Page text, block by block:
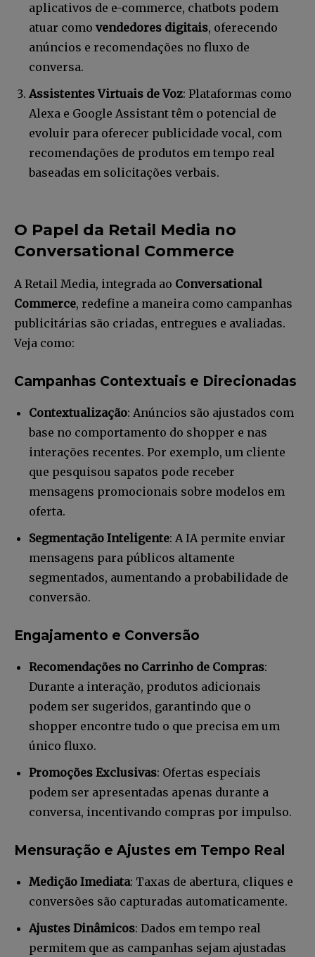
Faça parte da Comunidade
Retail Media News assinando
nossa newsletter.
Seja um assinante e desfrute de leitura ilimitada de artigos e
tenha acesso a conteúdos exclusivos.
INSCREVA-SE
Li e aceito a
aplicativos de e-commerce, chatbots podem
atuar como vendedores digitais, oferecendo
anúncios e recomendações no fluxo de
conversa.
Assistentes Virtuais de Voz: Plataformas como
Alexa e Google Assistant têm o potencial de
evoluir para oferecer publicidade vocal, com
recomendações de produtos em tempo real
baseadas em solicitações verbais.
O Papel da Retail Media no
Conversational Commerce
A Retail Media, integrada ao Conversational
Commerce, redefine a maneira como campanhas
publicitárias são criadas, entregues e avaliadas.
Veja como:
Campanhas Contextuais e Direcionadas
Contextualização: Anúncios são ajustados com
base no comportamento do shopper e nas
interações recentes. Por exemplo, um cliente
que pesquisou sapatos pode receber
mensagens promocionais sobre modelos em
oferta.
Segmentação Inteligente: A IA permite enviar
mensagens para públicos altamente
segmentados, aumentando a probabilidade de
conversão.
Engajamento e Conversão
Recomendações no Carrinho de Compras:
Durante a interação, produtos adicionais
podem ser sugeridos, garantindo que o
shopper encontre tudo o que precisa em um
único fluxo.
Promoções Exclusivas: Ofertas especiais
podem ser apresentadas apenas durante a
conversa, incentivando compras por impulso.
Mensuração e Ajustes em Tempo Real
Medição Imediata: Taxas de abertura, cliques e
conversões são capturadas automaticamente.
Ajustes Dinâmicos: Dados em tempo real
permitem que as campanhas sejam ajustadas